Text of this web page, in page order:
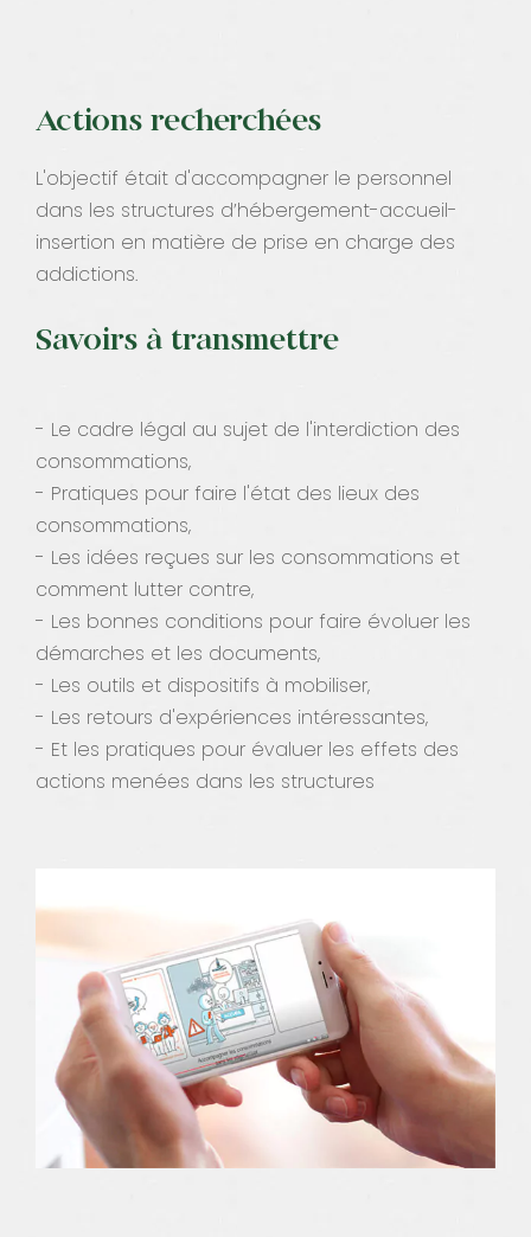
Actions recherchées
L'objectif était d'accompagner le personnel
dans les structures d’hébergement-accueil-
insertion en matière de prise en charge des
addictions.
Savoirs à transmettre
- Le cadre légal au sujet de l'interdiction des
consommations,
- Pratiques pour faire l'état des lieux des
consommations,
- Les idées reçues sur les consommations et
comment lutter contre,
- Les bonnes conditions pour faire évoluer les
démarches et les documents,
- Les outils et dispositifs à mobiliser,
- Les retours d'expériences intéressantes,
- Et les pratiques pour évaluer les effets des
actions menées dans les structures